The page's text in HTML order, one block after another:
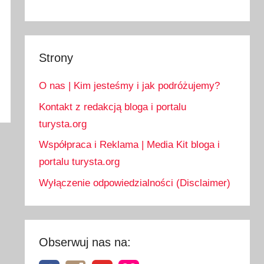
Strony
O nas | Kim jesteśmy i jak podróżujemy?
Kontakt z redakcją bloga i portalu
turysta.org
Współpraca i Reklama | Media Kit bloga i
portalu turysta.org
Wyłączenie odpowiedzialności (Disclaimer)
Obserwuj nas na: